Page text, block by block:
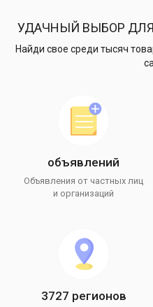
УДАЧНЫЙ ВЫБОР
Найди свое среди тысяч
объявлений
Объявления от частных лиц
и организаций
3727 регионов